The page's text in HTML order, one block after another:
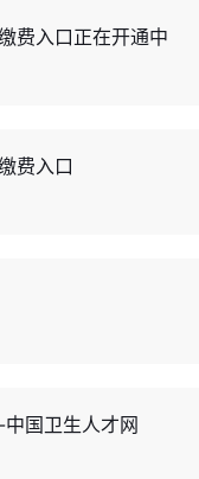
费入口正在开通中
费入口
国卫生人才网